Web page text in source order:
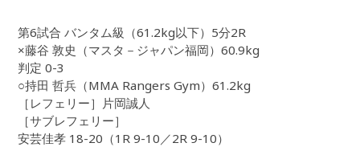
第6試合 バンタム級（61.2kg以下）5分2R
×藤谷 敦史（マスタ－ジャパン福岡）60.9kg
判定 0-3
○持田 哲兵（MMA Rangers Gym）61.2kg
［レフェリー］片岡誠人
［サブレフェリー］
安芸佳孝 18-20（1R 9-10／2R 9-10）